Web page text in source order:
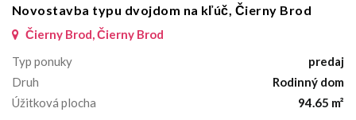
Novostavba typu dvojdom na kľúč, Čierny Brod
Čierny Brod, Čierny Brod
Typ ponuky
predaj
Druh
Rodinný dom
Úžitková plocha
94.65 m²